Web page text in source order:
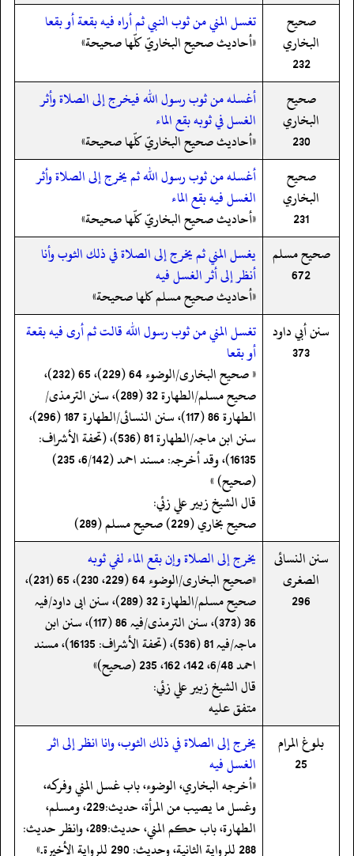
صحيح
البخاري
232
تغسل المني من ثوب النبي ثم أراه فيه بقعة أو بقعا
«أحاديث صحيح البخاريّ كلّها صحيحة»
صحيح
البخاري
230
أغسله من ثوب رسول الله فيخرج إلى الصلاة وأثر
الغسل في ثوبه بقع الماء
«أحاديث صحيح البخاريّ كلّها صحيحة»
صحيح
البخاري
231
أغسله من ثوب رسول الله ثم يخرج إلى الصلاة وأثر
الغسل فيه بقع الماء
«أحاديث صحيح البخاريّ كلّها صحيحة»
صحيح مسلم
672
يغسل المني ثم يخرج إلى الصلاة في ذلك الثوب وأنا
أنظر إلى أثر الغسل فيه
«أحاديث صحيح مسلم كلها صحيحة»
سنن أبي داود
373
تغسل المني من ثوب رسول الله قالت ثم أرى فيه بقعة
أو بقعا
« صحیح البخاری/الوضوء 64 (229)، 65 (232)،
صحیح مسلم/الطھارة 32 (289)، سنن الترمذی/
الطھارة 86 (117)، سنن النسائی/الطھارة 187 (296)،
سنن ابن ماجہ/الطھارة 81 (536)، (تحفة الأشراف:
16135)، وقد أخرجہ: مسند احمد (6/142، 235)
(صحیح) »
قال الشيخ زبير علي زئي:
صحيح بخاري (229) صحيح مسلم (289)
سنن النسائى
الصغرى
296
يخرج إلى الصلاة وإن بقع الماء لفي ثوبه
«صحیح البخاری/الوضوء 64 (229، 230)، 65 (231)،
صحیح مسلم/الطھارة 32 (289)، سنن ابی داود/فیہ
36 (373)، سنن الترمذی/فیہ 86 (117)، سنن ابن
ماجہ/فیہ 81 (536)، (تحفة الأشراف: 16135)، مسند
احمد 6/48، 142، 162، 235 (صحیح)»
قال الشيخ زبير علي زئي:
متفق عليه
بلوغ المرام
25
يخرج إلى الصلاة في ذلك الثوب،‏‏‏‏ وانا انظر إلى اثر
الغسل فيه
«أخرجه البخاري، الوضوء، باب غسل المني وفركه،
وغسل ما يصيب من المرأة، حديث:229، ومسلم،
الطهارة، باب حكم المني، حديث:289، وانظر حديث:
288 للرواية الثانية، وحديث: 290 للرواية الأخيرة.»